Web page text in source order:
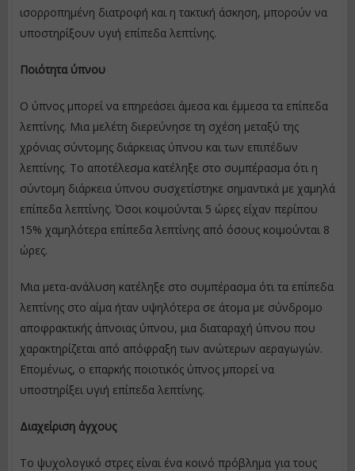
ισορροπημένη διατροφή και η τακτική άσκηση, μπορούν να
υποστηρίξουν υγιή επίπεδα λεπτίνης.
Ποιότητα ύπνου
Ο ύπνος μπορεί να επηρεάσει άμεσα και έμμεσα τα επίπεδα
λεπτίνης. Μια μελέτη διερεύνησε τη σχέση μεταξύ της
χρόνιας σύντομης διάρκειας ύπνου και των επιπέδων
λεπτίνης. Το αποτέλεσμα κατέληξε στο συμπέρασμα ότι η
σύντομη διάρκεια ύπνου συσχετίστηκε σημαντικά με χαμηλά
επίπεδα λεπτίνης. Όσοι κοιμούνται 5 ώρες είχαν περίπου
15% χαμηλότερα επίπεδα λεπτίνης από όσους κοιμούνται 8
ώρες.
Μια μετα-ανάλυση κατέληξε στο συμπέρασμα ότι τα επίπεδα
λεπτίνης στο αίμα ήταν υψηλότερα σε άτομα με σύνδρομο
αποφρακτικής άπνοιας ύπνου, μια διαταραχή ύπνου που
χαρακτηρίζεται από απόφραξη των ανώτερων αεραγωγών.
Επομένως, ο επαρκής ποιοτικός ύπνος μπορεί να
υποστηρίξει υγιή επίπεδα λεπτίνης.
Διαχείριση άγχους
Το ψυχολογικό στρες είναι ένα κοινό πρόβλημα για τους